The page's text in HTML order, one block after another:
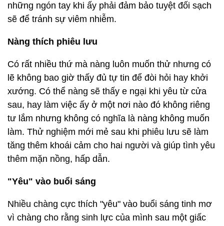
những ngón tay khi ấy phải đảm bảo tuyệt đối sạch
sẽ để tránh sự viêm nhiễm.
Nàng thích phiêu lưu
Có rất nhiều thứ mà nàng luôn muốn thử nhưng có
lẽ không bao giờ thấy đủ tự tin để đòi hỏi hay khởi
xướng. Có thể nàng sẽ thấy e ngại khi yêu từ cửa
sau, hay làm việc ấy ở một nơi nào đó không riêng
tư lắm nhưng không có nghĩa là nàng không muốn
làm. Thử nghiệm mới mẻ sau khi phiêu lưu sẽ làm
tăng thêm khoái cảm cho hai người và giúp tình yêu
thêm mặn nồng, hấp dẫn.
"Yêu" vào buổi sáng
Nhiều chàng cực thích "yêu" vào buổi sáng tinh mơ
vì chàng cho rằng sinh lực của mình sau một giấc